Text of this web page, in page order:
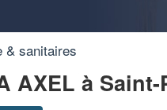
& sanitaires
AXEL à